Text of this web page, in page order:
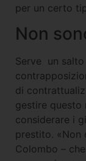
per un certo
Non
Serve un
di
gestire questo
considerare i
prestito. «Non
Colombo –